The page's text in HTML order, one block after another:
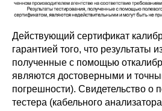
Действующий сертификат
гарантией того, что результаты
полученные с помощью
являются достоверными и
погрешности). Свидетельство о
тестера (кабельного